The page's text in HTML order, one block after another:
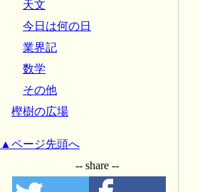
天文
今日は何の日
業界記
数学
その他
樫樹の広場
▲ページ先頭へ
-- share --